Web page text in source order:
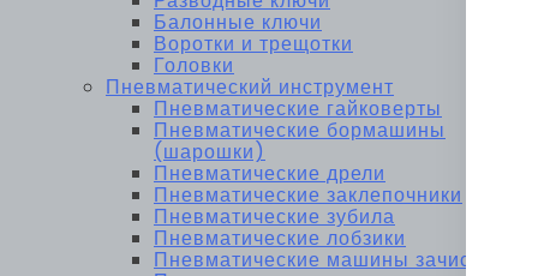
Балонные ключи
Воротки и трещотки
Головки
Пневматический инструмент
Пневматические гайковерты
Пневматические бормашины
(шарошки)
Пневматические дрели
Пневматические заклепочники
Пневматические зубила
Пневматические лобзики
Пневматические машины зачистные